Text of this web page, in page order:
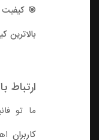
🎯 کیفیت
ارتباط
ما تو
کاربران